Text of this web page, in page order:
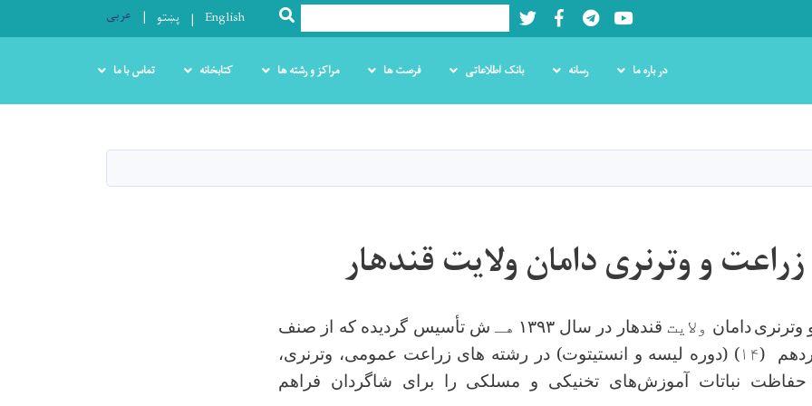
content
Youtube
LinkedIn
Facebook
Twitter
Search
SEARCH
English پښتو عربی
در باره ما رسانه بانک اطلاعاتی فرصت ها مراکز و رشته ها کتابخانه تماس با ما
و وترنری دامان ولایت قندهار
وترنریدامان ولایت قندهار در سال۱۳۹۳ هـش تأسیس گردیده که از صنف
(۱۴) (دوره لیسه و انستیتوت) در رشته های زراعت عمومی، وترنری،
حفاظت نباتات آموزش‌های تخنیکی و مسلکی را برای شاگردان فراهم‌